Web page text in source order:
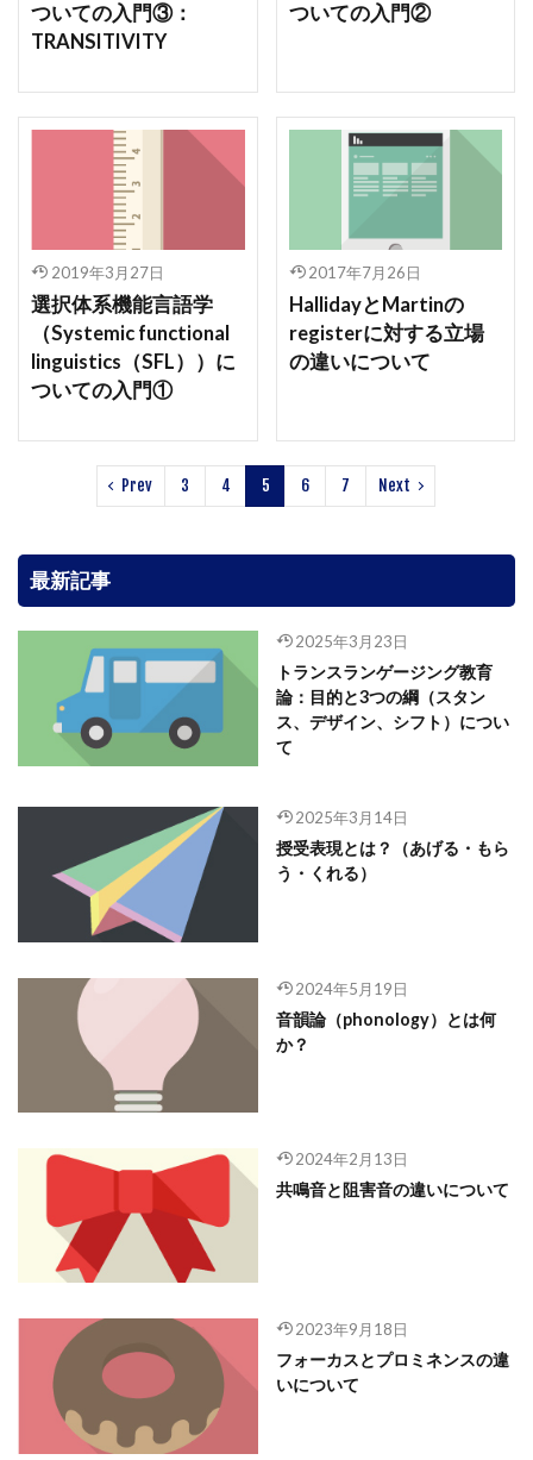
ついての入門③：
TRANSITIVITY
ついての入門②
2019年3月27日
選択体系機能言語学
（Systemic functional
linguistics（SFL））に
ついての入門①
2017年7月26日
HallidayとMartinの
registerに対する立場
の違いについて
Prev 3 4 5 6 7 Next
最新記事
2025年3月23日
トランスランゲージング教育
論：目的と3つの綱（スタン
ス、デザイン、シフト）につい
て
2025年3月14日
授受表現とは？（あげる・もら
う・くれる）
2024年5月19日
音韻論（phonology）とは何
か？
2024年2月13日
共鳴音と阻害音の違いについて
2023年9月18日
フォーカスとプロミネンスの違
いについて